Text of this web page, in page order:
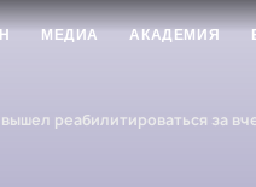
МЕДИА АКАДЕМИЯ
реабилитироваться за